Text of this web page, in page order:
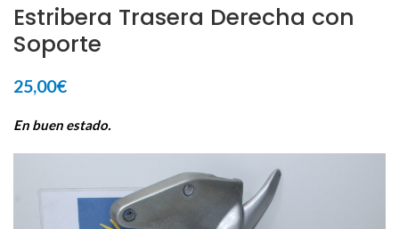
Estribera Trasera Derecha con
Soporte
25,00€
En buen estado.